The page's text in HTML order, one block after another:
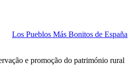
Los Pueblos Más Bonitos de España
e promoção do património rural